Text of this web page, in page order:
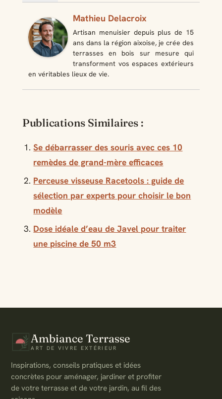
Mathieu Delacroix
Artisan menuisier depuis plus de 15
ans dans la région aixoise, je crée des
terrasses en bois sur mesure qui
transforment vos espaces extérieurs
en véritables lieux de vie.
Publications Similaires :
Se débarrasser des souris avec ces 10
remèdes de grand-mère efficaces
Perceuse visseuse Racetools : guide de
sélection par experts pour choisir le bon
modèle
Dose idéale d’eau de Javel pour traiter
une piscine de 50 m3
Ambiance Terrasse
ART DE VIVRE EXTÉRIEUR
Inspirations, conseils pratiques et idées
concrètes pour aménager, jardiner et profiter
de votre terrasse et de votre jardin, au fil des